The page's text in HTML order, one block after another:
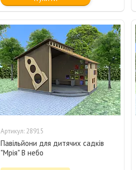
28915
Павільйони для дитячих садків
"Мрія" В небо